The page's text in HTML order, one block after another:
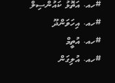
#ހއ. އަތޮޅު ކައުންސިލް
#ހއ. އިހަވަންދޫ
#ހއ. އުތީމް
#ހއ. އުލިގަން